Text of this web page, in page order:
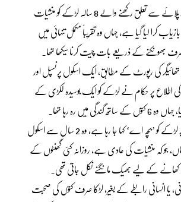
تھائی لینڈ کے ضلع لاپلائے سے تعلق رکھنے والے 8 سالہ لڑکے کو منشیات
کرا لیا گیا ہے، جہاں وہ تقریباً مکمل تنہائی میں
صرف بھونکنے کے ذریعے بات چیت کرنا سیکھا تھا۔
کی رپورٹ کے مطابق، ایک اسکول پرنسپل اور
کی اطلاع پر حکام نے لڑکے کو ایک بوسیدہ لکڑی کے
میں رہ رہا تھا۔
قانونی وجوہات کی بنا پر لڑکے کو ’بچہ اے‘ کہا جا رہا ہے، وہ 2 سال سے اسکول
جو کہ منشیات کی عادی ہے، روزانہ کئی گھنٹوں کے
کھانے کے لیے بھیک مانگنے نکل جاتی تھی۔
یا انسانی رابطے کے بغیر، لڑکا صرف کتوں کی صحبت